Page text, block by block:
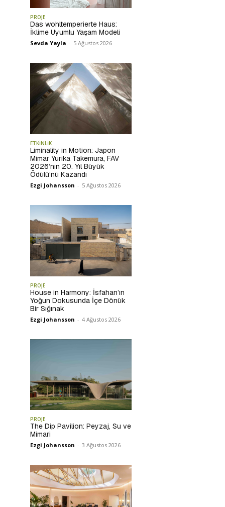
PROJE
Das wohltemperierte Haus:
İklime Uyumlu Yaşam Modeli
Sevda Yayla - 5 Ağustos 2026
ETKİNLİK
Liminality in Motion: Japon
Mimar Yurika Takemura, FAV
2026’nın 20. Yıl Büyük
Ödülü’nü Kazandı
Ezgi Johansson - 5 Ağustos 2026
PROJE
House in Harmony: İsfahan’ın
Yoğun Dokusunda İçe Dönük
Bir Sığınak
Ezgi Johansson - 4 Ağustos 2026
PROJE
The Dip Pavilion: Peyzaj, Su ve
Mimari
Ezgi Johansson - 3 Ağustos 2026